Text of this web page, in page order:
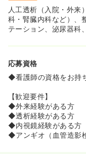
人工透析（入院・外来
科・腎臓内科など）、
テーション、泌尿器科
応募資格
◆看護師の資格をお持
【歓迎要件】
◆外来経験がある方
◆透析経験がある方
◆内視鏡経験がある方
◆アンギオ（血管造影